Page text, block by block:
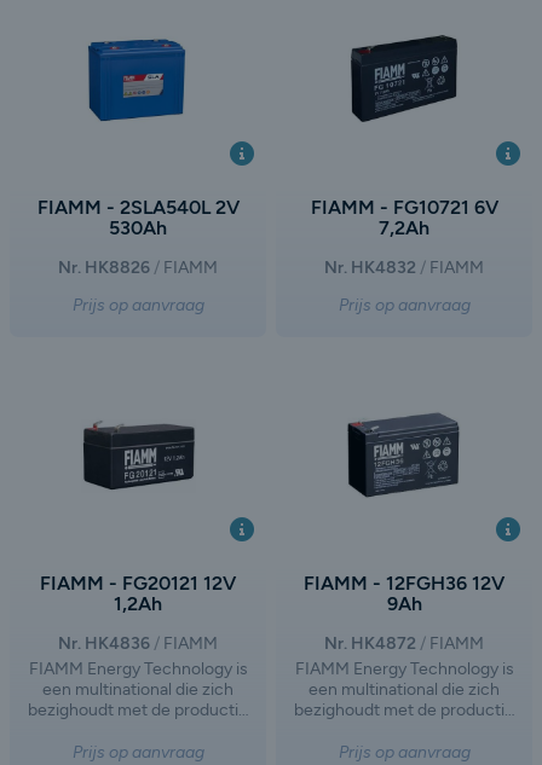
FIAMM - 2SLA540L 2V
530Ah
Nr. HK8826
FIAMM
Prijs op aanvraag
FIAMM - FG10721 6V
7,2Ah
Nr. HK4832
FIAMM
Prijs op aanvraag
FIAMM - FG20121 12V
1,2Ah
Nr. HK4836
FIAMM
FIAMM Energy Technology is
een multinational die zich
bezighoudt met de productie
accu's voor motorvoertuigen
Prijs op aanvraag
FIAMM - 12FGH36 12V
9Ah
Nr. HK4872
FIAMM
FIAMM Energy Technology is
een multinational die zich
bezighoudt met de productie
accu's voor motorvoertuigen
Prijs op aanvraag